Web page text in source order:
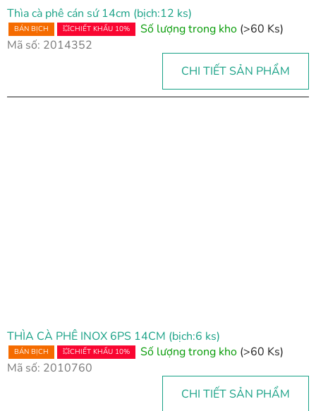
Thìa cà phê cán sứ 14cm (bịch:12 ks)
BÁN BỊCH 💥CHIẾT KHẤU 10% Số lượng trong kho (>60 Ks)
Mã số: 2014352
CHI TIẾT SẢN PHẨM
THÌA CÀ PHÊ INOX 6PS 14CM (bịch:6 ks)
BÁN BỊCH 💥CHIẾT KHẤU 10% Số lượng trong kho (>60 Ks)
Mã số: 2010760
CHI TIẾT SẢN PHẨM